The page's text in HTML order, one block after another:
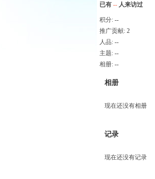
已有 -- 人来访过
积分: --
推广贡献: 2
人品: --
主题: --
相册: --
相册
现在还没有相册
记录
现在还没有记录